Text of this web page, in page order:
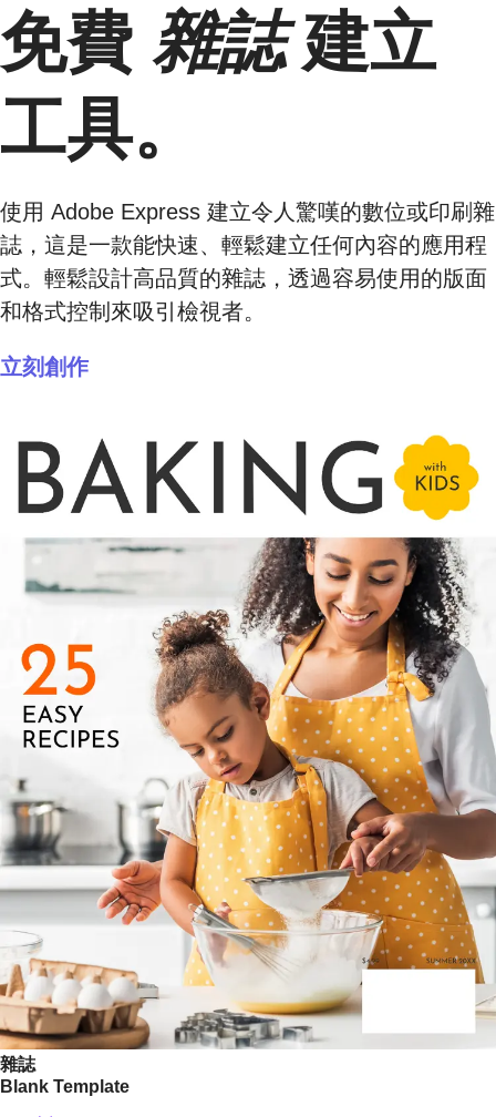
免費 雜誌建立
工具。
使用 Adobe Express 建立令人驚嘆的數位或印刷雜
誌，這是一款能快速、輕鬆建立任何內容的應用程
式。輕鬆設計高品質的雜誌，透過容易使用的版面
和格式控制來吸引檢視者。
立刻創作
雜誌
Blank Template